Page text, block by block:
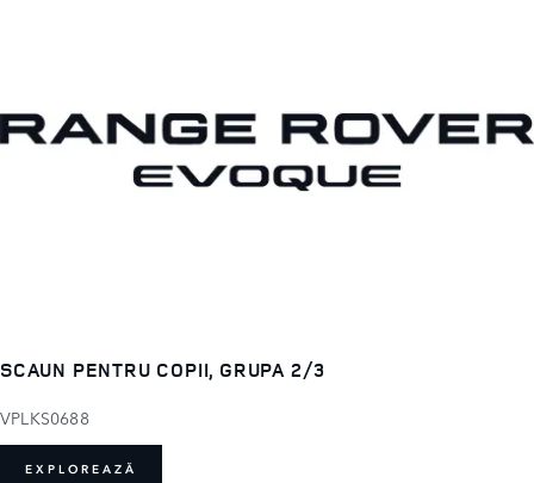
SCAUN PENTRU COPII, GRUPA 2/3
VPLKS0688
EXPLOREAZĂ